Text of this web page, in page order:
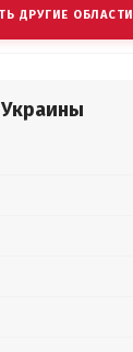
ДРУГИЕ ОБЛАСТИ